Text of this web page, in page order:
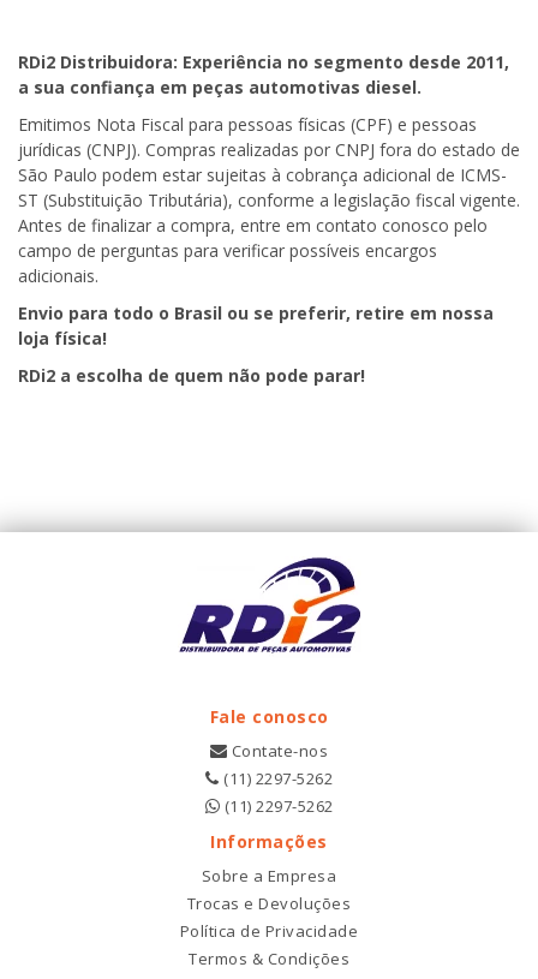
RDi2 Distribuidora: Experiência no segmento desde 2011,
a sua confiança em peças automotivas diesel.
Emitimos Nota Fiscal para pessoas físicas (CPF) e pessoas
jurídicas (CNPJ). Compras realizadas por CNPJ fora do estado de
São Paulo podem estar sujeitas à cobrança adicional de ICMS-
ST (Substituição Tributária), conforme a legislação fiscal vigente.
Antes de finalizar a compra, entre em contato conosco pelo
campo de perguntas para verificar possíveis encargos
adicionais.
Envio para todo o Brasil ou se preferir, retire em nossa
loja física!
RDi2 a escolha de quem não pode parar!
Fale conosco
Contate-nos
(11) 2297-5262
(11) 2297-5262
Informações
Sobre a Empresa
Trocas e Devoluções
Política de Privacidade
Termos & Condições